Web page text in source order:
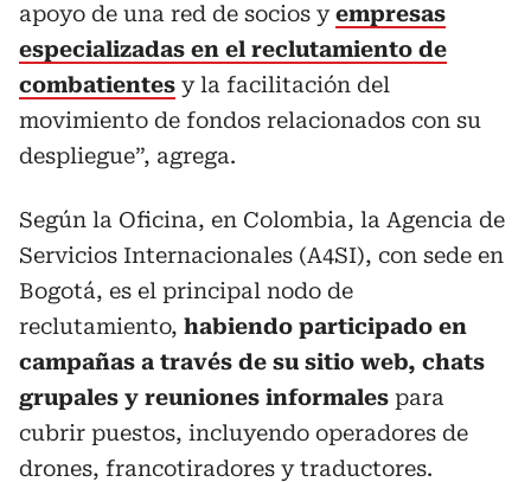
apoyo de una red de socios yempresas
especializadas en el reclutamiento de
combatientes y la facilitación del
movimiento de fondos relacionados con su
despliegue”, agrega.
Según la Oficina, en Colombia, la Agencia de
Servicios Internacionales (A4SI), con sede en
Bogotá, es el principal nodo de
reclutamiento, habiendo participado en
campañas a través de su sitio web, chats
grupales y reuniones informales para
cubrir puestos, incluyendo operadores de
drones, francotiradores y traductores.